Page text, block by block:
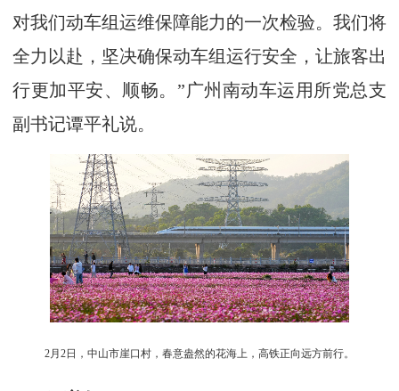
对我们动车组运维保障能力的一次检验。我们将
全力以赴，坚决确保动车组运行安全，让旅客出
行更加平安、顺畅。”广州南动车运用所党总支
副书记谭平礼说。
2月2日，中山市崖口村，春意盎然的花海上，高铁正向远方前行。